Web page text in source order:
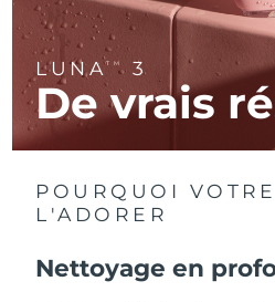
LUNATM 3
De vrais
POURQUOI
L'ADORER
Nettoyage en
R.A.S. chinoise de
Macao
Malaisie
Malte
Monaco